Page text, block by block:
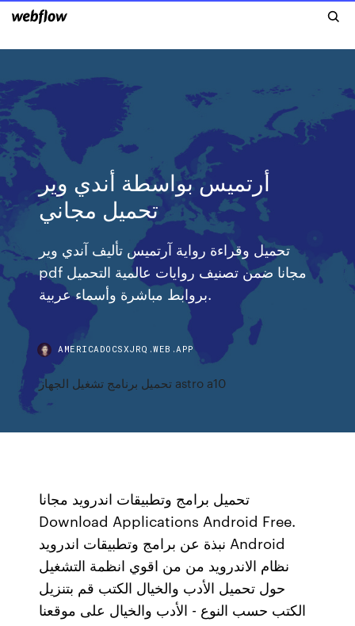
أرتميس بواسطة أندي وير
تحميل مجاني
تحميل وقراءة رواية آرتميس تأليف آندي وير
pdf مجانا ضمن تصنيف روايات عالمية التحميل
بروابط مباشرة وأسماء عربية.
AMERICADOCSXJRQ.WEB.APP
تحميل برنامج تشغيل الجهاز astro a10
تحميل برامج وتطبيقات اندرويد مجانا
Download Applications Android Free.
نبذة عن برامج وتطبيقات اندرويد Android
نظام الاندرويد من من اقوي انظمة التشغيل
حول تحميل الأدب والخيال الكتب قم بتنزيل
الكتب حسب النوع - الأدب والخيال على موقعنا